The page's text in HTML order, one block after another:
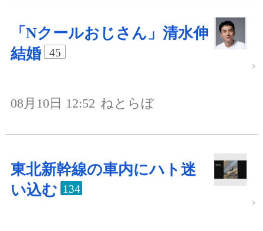
「Nクールおじさん」清水伸
結婚
45
08月10日 12:52 ねとらぼ
東北新幹線の車内にハト迷
い込む 134